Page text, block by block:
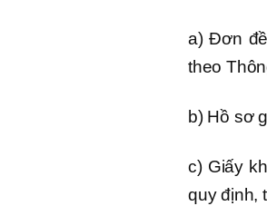
a) Đơn
theo
b) Hồ sơ
c) Giấy
quy định,